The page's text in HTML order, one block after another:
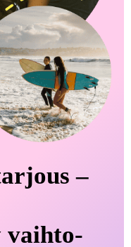
–
vaihto-